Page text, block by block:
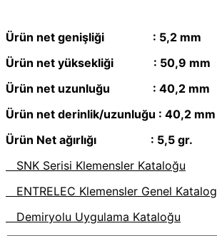
Ürün net genişliği : 5,2 mm
Ürün net yüksekliği : 50,9 mm
Ürün net uzunluğu : 40,2 mm
Ürün net derinlik/uzunluğu : 40,2 mm
Ürün Net ağırlığı : 5,5 gr.
SNK Serisi Klemensler Kataloğu
ENTRELEC Klemensler Genel Katalog
Demiryolu Uygulama Kataloğu